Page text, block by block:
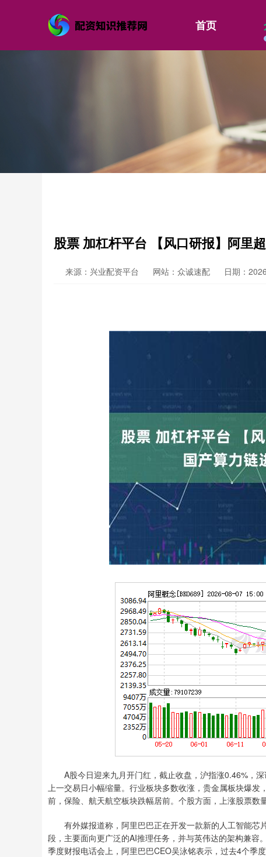
首页
股票 加杠杆平台 【风口研报】阿里
来源：兴业配资平台 网站：众诚速配 日期：
A股今日迎来九月开门红，截止收盘，沪指涨0.46%，深
上一交易日小幅缩量。行业板块多数收涨，贵金属板块爆
前，保险、航天航空板块跌幅居前。个股方面，上涨股票数
有外媒报道称，阿里巴巴正在开发一款新的人工智能芯
段，主要面向更广泛的AI推理任务，并与英伟达的架构兼
季度财报电话会上，阿里巴巴CEO吴泳铭表示，过去4个季